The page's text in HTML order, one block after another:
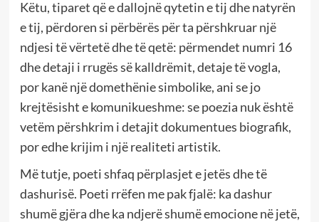
Këtu, tiparet që e dallojnë qytetin e tij dhe natyrën
e tij, përdoren si përbërës për ta përshkruar një
ndjesi të vërtetë dhe të qetë: përmendet numri 16
dhe detaji i rrugës së kalldrëmit, detaje të vogla,
por kanë një domethënie simbolike, ani se jo
krejtësisht e komunikueshme: se poezia nuk është
vetëm përshkrim i detajit dokumentues biografik,
por edhe krijim i një realiteti artistik.
Më tutje, poeti shfaq përplasjet e jetës dhe të
dashurisë. Poeti rrëfen me pak fjalë: ka dashur
shumë gjëra dhe ka ndjerë shumë emocione në jetë,